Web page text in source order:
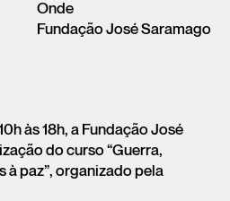
Onde
Fundação José Saramago
às 18h, a Fundação José
do curso “Guerra,
à paz”, organizado pela